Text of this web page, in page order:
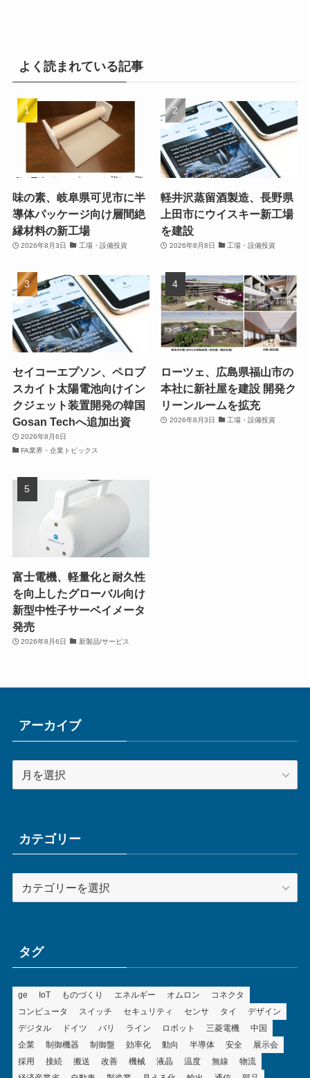
よく読まれている記事
味の素、岐阜県可児市に半
導体パッケージ向け層間絶
縁材料の新工場
2026年8月3日 工場・設備投資
軽井沢蒸留酒製造、長野県
上田市にウイスキー新工場
を建設
2026年8月8日 工場・設備投資
セイコーエプソン、ペロブ
スカイト太陽電池向けイン
クジェット装置開発の韓国
Gosan Techへ追加出資
2026年8月6日
FA業界・企業トピックス
ローツェ、広島県福山市の
本社に新社屋を建設 開発ク
リーンルームを拡充
2026年8月3日 工場・設備投資
富士電機、軽量化と耐久性
を向上したグローバル向け
新型中性子サーベイメータ
発売
2026年8月6日 新製品/サービス
アーカイブ
ー
ブカテゴリー
テ
ータグ
ge IoT ものづくり エネルギー オムロン
コネクタ
コンピュータ
スイッチ セキュリティ センサ タイ
デザイン
デジタル
ドイツ バリ ライン ロボット 三菱電機
中国
企業
制御機器 制御盤 効率化 動向 半導体 安全
展示会
採用
接続 搬送 改善 機械 液晶 温度 無線
物流